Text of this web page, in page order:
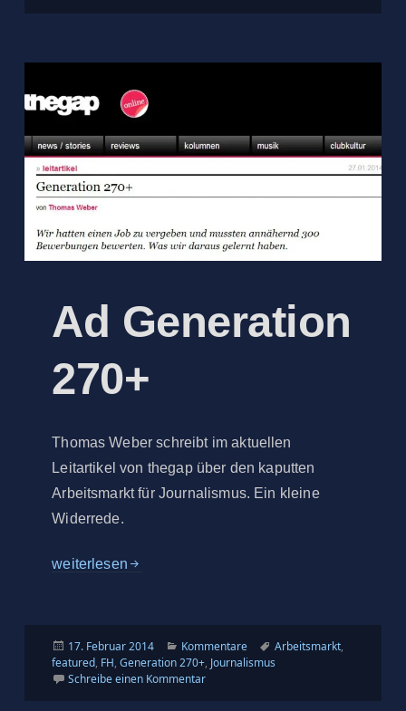
Ad Generation
270+
Thomas Weber schreibt im aktuellen
Leitartikel von thegap über den kaputten
Arbeitsmarkt für Journalismus. Ein kleine
Widerrede.
Ad Generation 270+
weiterlesen
Veröffentlicht
am
17. Februar 2014 Kategorien
Kommentare Schlagwörter
Arbeitsmarkt,
featured, FH,Generation 270+, Journalismus
Schreibe einen Kommentarzu Ad Generation 270+